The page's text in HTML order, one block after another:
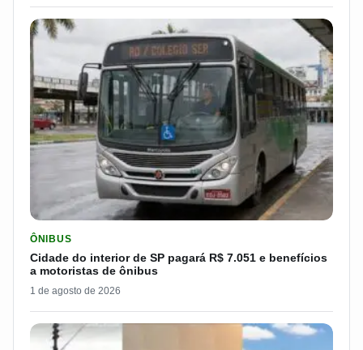
ÔNIBUS
Cidade do interior de SP pagará R$ 7.051 e benefícios
a motoristas de ônibus
1 de agosto de 2026